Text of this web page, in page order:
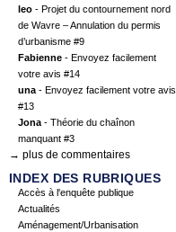
leo - Projet du contournement nord
de Wavre – Annulation du permis
d’urbanisme #9
Fabienne - Envoyez facilement
votre avis #14
una - Envoyez facilement votre avis
#13
Jona - Théorie du chaînon
manquant #3
→ plus de commentaires
INDEX DES RUBRIQUES
Accès à l'enquête publique
Actualités
Aménagement/Urbanisation